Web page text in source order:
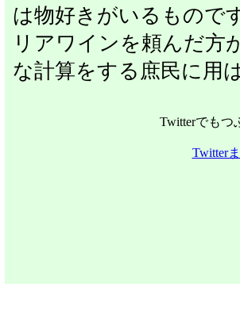
は物好きがいるもので
リアワインを頼んだ方
な計算をする庶民に用
Twitterでもつ
Twitter